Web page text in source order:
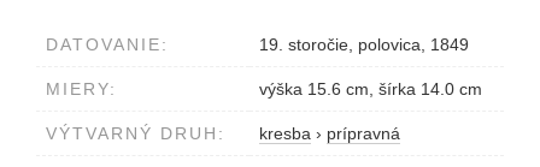
DATOVANIE: 19. storočie, polovica, 1849
MIERY: výška 15.6 cm, šírka 14.0 cm
VÝTVARNÝ DRUH: kresba › prípravná